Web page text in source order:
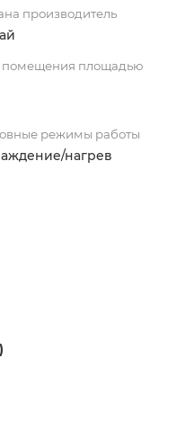
производитель
помещения площадью
режимы работы
нагрев